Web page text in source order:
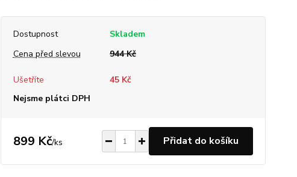
Dostupnost
Skladem
Cena před slevou
944 Kč
Ušetříte
45 Kč
Nejsme plátci DPH
899 Kč/ks Přidat do košíku